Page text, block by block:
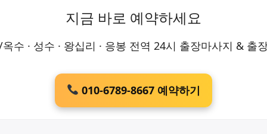
지금 바로 예약하세요
수 · 성수 · 왕십리 · 응봉 전역 24시 출장마사지 & 출
010-6789-8667 예약하기